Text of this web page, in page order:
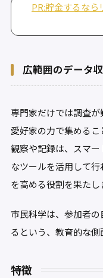
PR:貯金するな
広範囲のデータ
専門家だけでは調査
愛好家の力で集めるこ
観察や記録は、スマ
なツールを活用して
を高める役割を果たし
市民科学は、参加者
るという、教育的な側
特徴